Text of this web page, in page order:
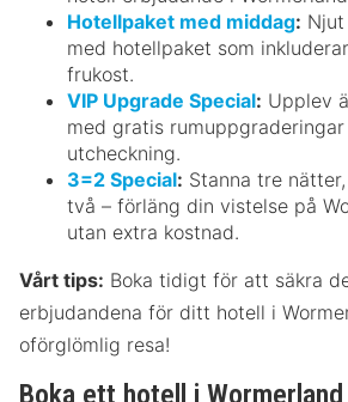
Hotellpaket med middag:
med hotellpaket som
frukost.
VIP Upgrade Special: Upplev
med gratis rumuppgraderingar
utcheckning.
3=2 Special: Stanna tre
två – förläng din vistelse på
utan extra kostnad.
Vårt tips: Boka tidigt för att säkra
erbjudandena för ditt hotell i
oförglömlig resa!
Boka ett hotell i Wormerland